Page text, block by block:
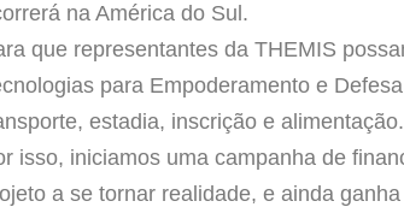
na América do Sul.
que representantes da THEMIS
para Empoderamento e
estadia, inscrição e alimentação.
isso, iniciamos uma campanha de
a se tornar realidade, e ainda